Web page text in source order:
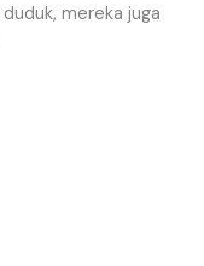
mereka juga